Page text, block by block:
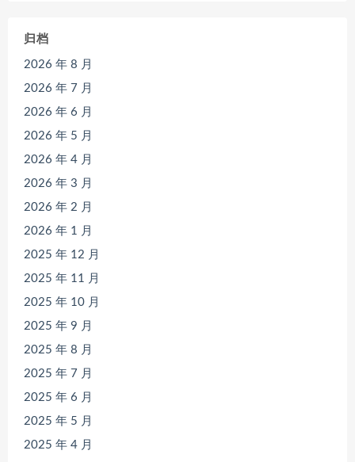
归档
2026 年 8 月
2026 年 7 月
2026 年 6 月
2026 年 5 月
2026 年 4 月
2026 年 3 月
2026 年 2 月
2026 年 1 月
2025 年 12 月
2025 年 11 月
2025 年 10 月
2025 年 9 月
2025 年 8 月
2025 年 7 月
2025 年 6 月
2025 年 5 月
2025 年 4 月